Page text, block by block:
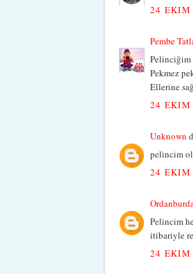
24 EKIM
Pembe
Pelinciğim
Pekmez
Ellerine
24
Unknown
pelincim
24
Pelincim
itibariyle
24 EKIM